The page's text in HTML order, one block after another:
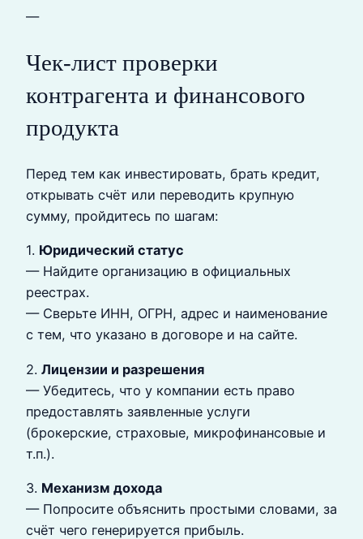
—
Чек‑лист проверки
контрагента и финансового
продукта
Перед тем как инвестировать, брать кредит,
открывать счёт или переводить крупную
сумму, пройдитесь по шагам:
1. Юридический статус
— Найдите организацию в официальных
реестрах.
— Сверьте ИНН, ОГРН, адрес и наименование
с тем, что указано в договоре и на сайте.
2. Лицензии и разрешения
— Убедитесь, что у компании есть право
предоставлять заявленные услуги
(брокерские, страховые, микрофинансовые и
т.п.).
3. Механизм дохода
— Попросите объяснить простыми словами, за
счёт чего генерируется прибыль.